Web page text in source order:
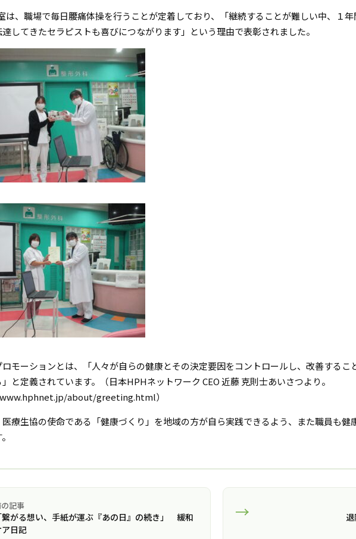
は、職場で毎日腰痛体操を行うことが定着しており、「継続することが難しい中、１
してきたセラピストも喜びにつながります」という理由で表彰されました。
モーションとは、「人々が自らの健康とその決定要因をコントロールし、改善するこ
と定義されています。（日本HPHネットワーク CEO 近藤 克則士あいさつより。
about/greeting.html）
療生協の使命である「健康づくり」を地域の方が自ら実践できるよう、また職員も健
記事
繋がる想い、手紙が運ぶ『あの日』の続き」 緩和
日記
→